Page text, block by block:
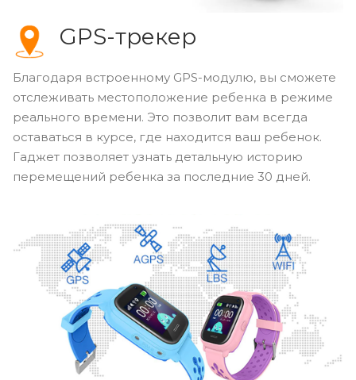
GPS-трекер
Благодаря встроенному GPS-модулю, вы сможете
отслеживать местоположение ребенка в режиме
реального времени. Это позволит вам всегда
оставаться в курсе, где находится ваш ребенок.
Гаджет позволяет узнать детальную историю
перемещений ребенка за последние 30 дней.